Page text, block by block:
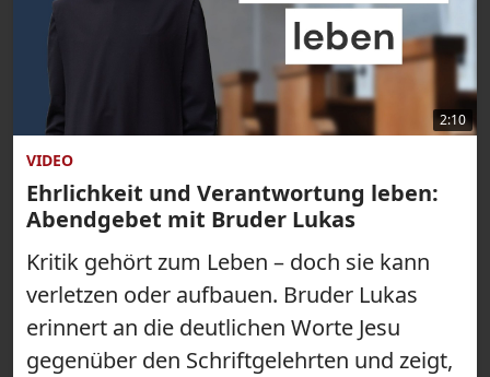
2:10
VIDEO
Ehrlichkeit und Verantwortung leben:
Abendgebet mit Bruder Lukas
Kritik gehört zum Leben – doch sie kann
verletzen oder aufbauen. Bruder Lukas
erinnert an die deutlichen Worte Jesu
gegenüber den Schriftgelehrten und zeigt,